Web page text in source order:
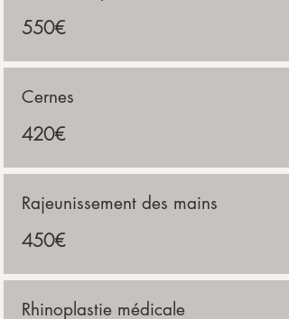
550€
Cernes
420€
Rajeunissement des mains
450€
Rhinoplastie médicale